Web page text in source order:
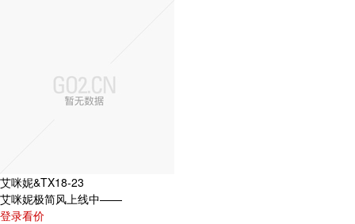
艾咪妮&TX18-23
艾咪妮极简风上线中——
登录看价